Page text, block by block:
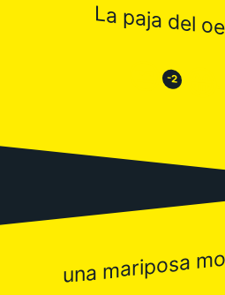
La paja del
😒 -2 😂
una mariposa